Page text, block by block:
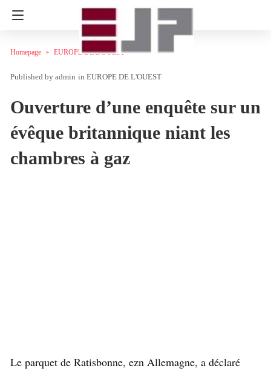
Homepage EUROPE DE L'OUEST
admin in EUROPE DE L'OUEST
Ouverture d’une enquête sur un
évêque britannique niant les
chambres à gaz
Le parquet de Ratisbonne, ezn Allemagne, a déclaré